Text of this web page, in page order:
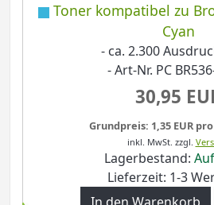
Toner kompatibel zu
Cyan
- ca. 2.300
- Art-Nr. PC
30,95
Grundpreis: 1,35 EUR
inkl. MwSt. zzgl.
Lagerbestand:
Lieferzeit: 1-3